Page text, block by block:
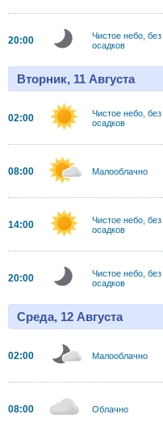
20:00
Чистое небо, без
осадков
Вторник, 11 Августа
02:00
Чистое небо, без
осадков
08:00 Малооблачно
14:00
Чистое небо, без
осадков
20:00
Чистое небо, без
осадков
Среда, 12 Августа
02:00 Малооблачно
08:00 Облачно